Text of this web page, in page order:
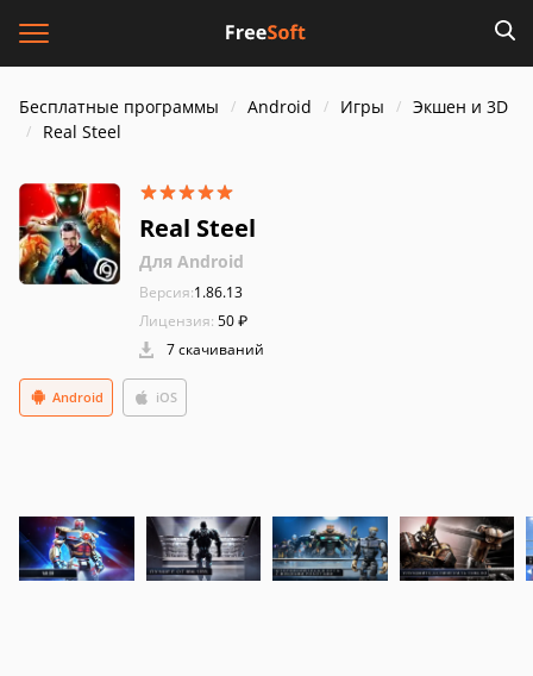
Бесплатные программы Android Игры
Экшен и 3D
Real Steel
Real Steel
Для Android
Версия:1.86.13
Лицензия: 50 ₽
7 скачиваний
Android iOS